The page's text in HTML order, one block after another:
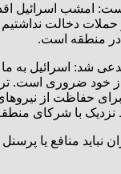
است: امشب اسرائیل
حملات دخالت
در منطقه است.
شد: اسرائیل به
از خود ضروری است.
حفاظت از
نزدیک با شرکای
نباید منافع یا پرسنل